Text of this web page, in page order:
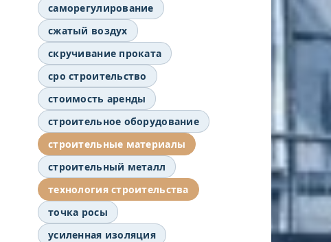
саморегулирование
сжатый воздух
скручивание проката
сро строительство
стоимость аренды
строительное оборудование
строительные материалы
строительный металл
технология строительства
точка росы
усиленная изоляция